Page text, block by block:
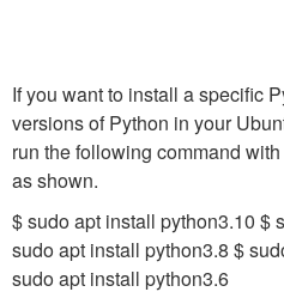
If you want to install a specific
versions of Python in your
run the following command
as shown.
$ sudo apt install python3.10 $
sudo apt install python3.8 $
sudo apt install python3.6